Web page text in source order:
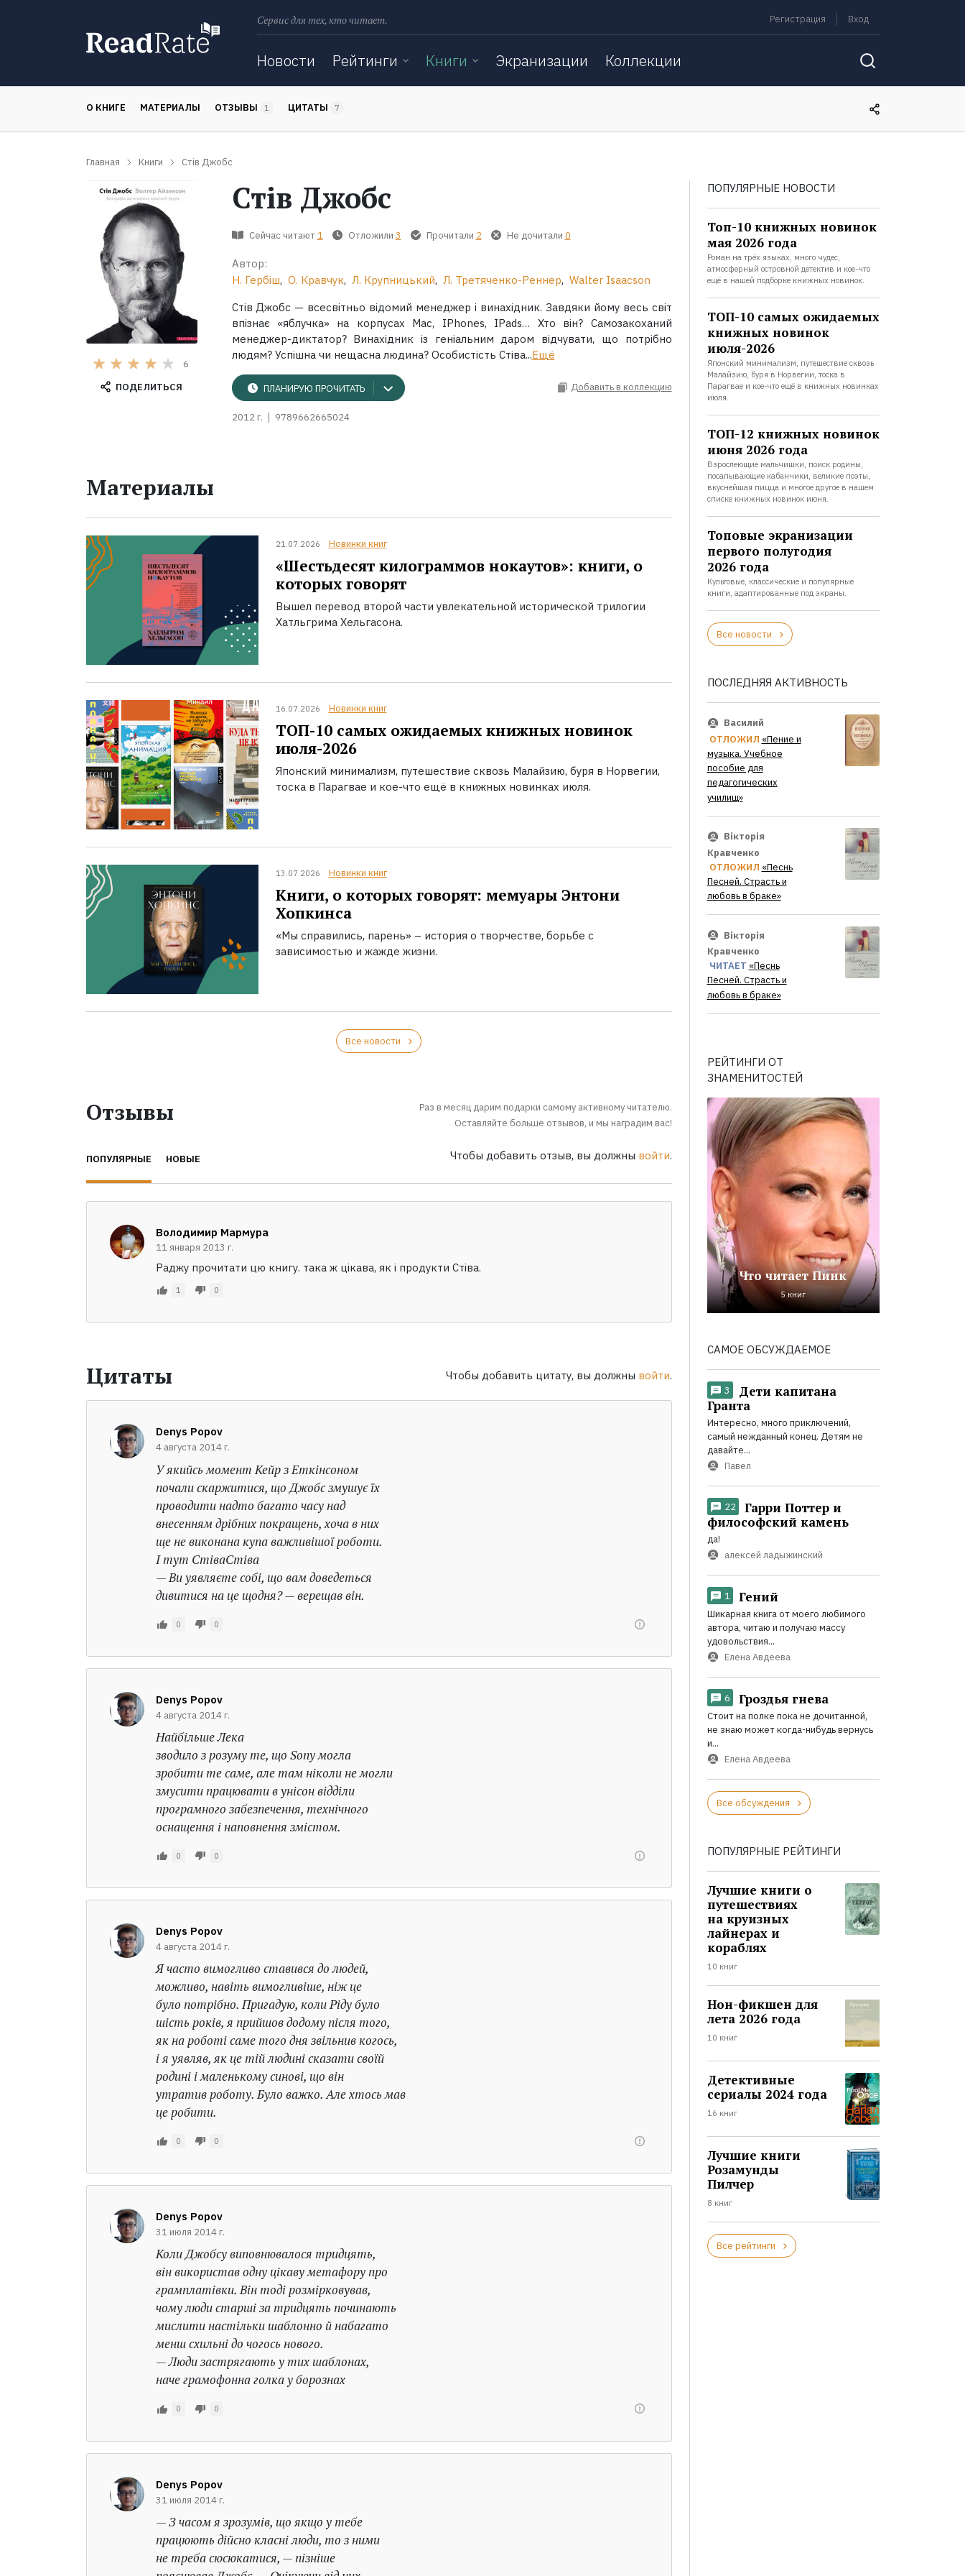
Сервис для тех, кто читает. Регистрация Вход
Новости Рейтинги Книги Экранизации Коллекции
О КНИГЕ МАТЕРИАЛЫ ОТЗЫВЫ 1 ЦИТАТЫ 7
Главная Книги Стів Джобс
6
ПОДЕЛИТЬСЯ
Стів Джобс
Сейчас читают 1 Отложили 3 Прочитали 2 Не дочитали 0
Автор:
Н. Гербіш, О. Кравчук, Л. Крупницький, Л. Третяченко-Реннер, Walter Isaacson
Стів Джобс — всесвітньо відомий менеджер і винахідник. Завдяки йому весь світ
впізнає «яблучка» на корпусах Mac, IPhones, IPads… Хто він? Самозакоханий
менеджер-диктатор? Винахідник із геніальним даром відчувати, що потрібно
людям? Успішна чи нещасна людина? Особистість Стіва...Ещё
ПЛАНИРУЮ ПРОЧИТАТЬ Добавить в коллекцию
2012 г. 9789662665024
Материалы
21.07.2026 Новинки книг
«Шестьдесят килограммов нокаутов»: книги, о
которых говорят
Вышел перевод второй части увлекательной исторической трилогии
Хатльгрима Хельгасона.
16.07.2026 Новинки книг
ТОП-10 самых ожидаемых книжных новинок
июля-2026
Японский минимализм, путешествие сквозь Малайзию, буря в Норвегии,
тоска в Парагвае и кое-что ещё в книжных новинках июля.
13.07.2026 Новинки книг
Книги, о которых говорят: мемуары Энтони
Хопкинса
«Мы справились, парень» – история о творчестве, борьбе с
зависимостью и жажде жизни.
Все новости
Отзывы
Раз в месяц дарим подарки самому активному читателю.
Оставляйте больше отзывов, и мы наградим вас!
Чтобы добавить отзыв, вы должны войти.
ПОПУЛЯРНЫЕ НОВЫЕ
Володимир Мармура
11 января 2013 г.
Раджу прочитати цю книгу. така ж цікава, як і продукти Стіва.
1 0
Цитаты Чтобы добавить цитату, вы должны войти.
Denys Popov
4 августа 2014 г.
У якийсь момент Кейр з Еткінсоном
почали скаржитися, що Джобс змушує їх
проводити надто багато часу над
внесенням дрібних покращень, хоча в них
ще не виконана купа важливішої роботи.
І тут СтіваСтіва
— Ви уявляєте собі, що вам доведеться
дивитися на це щодня? — верещав він.
0 0
Denys Popov
4 августа 2014 г.
Найбільше Лека
зводило з розуму те, що Sony могла
зробити те саме, але там ніколи не могли
змусити працювати в унісон відділи
програмного забезпечення, технічного
оснащення і наповнення змістом.
0 0
Denys Popov
4 августа 2014 г.
Я часто вимогливо ставився до людей,
можливо, навіть вимогливіше, ніж це
було потрібно. Пригадую, коли Ріду було
шість років, я прийшов додому після того,
як на роботі саме того дня звільнив когось,
і я уявляв, як це тій людині сказати своїй
родині і маленькому синові, що він
утратив роботу. Було важко. Але хтось мав
це робити.
0 0
Denys Popov
31 июля 2014 г.
Коли Джобсу виповнювалося тридцять,
він використав одну цікаву метафору про
грамплатівки. Він тоді розмірковував,
чому люди старші за тридцять починають
мислити настільки шаблонно й набагато
менш схильні до чогось нового.
— Люди застрягають у тих шаблонах,
наче грамофонна голка у борознах
0 0
Denys Popov
31 июля 2014 г.
— З часом я зрозумів, що якщо у тебе
працюють дійсно класні люди, то з ними
не треба сюсюкатися, — пізніше
ПОПУЛЯРНЫЕ НОВОСТИ
Топ-10 книжных новинок
мая 2026 года
Роман на трёх языках, много чудес,
атмосферный островной детектив и кое-что
ещё в нашей подборке книжных новинок.
ТОП-10 самых ожидаемых
книжных новинок
июля-2026
Японский минимализм, путешествие сквозь
Малайзию, буря в Норвегии, тоска в
Парагвае и кое-что ещё в книжных новинках
июля.
ТОП-12 книжных новинок
июня 2026 года
Взрослеющие мальчишки, поиск родины,
посапывающие кабанчики, великие поэты,
вкуснейшая пицца и многое другое в нашем
списке книжных новинок июня.
Топовые экранизации
первого полугодия
2026 года
Культовые, классические и популярные
книги, адаптированные под экраны.
Все новости
ПОСЛЕДНЯЯ АКТИВНОСТЬ
Василий
ОТЛОЖИЛ «Пение и
музыка. Учебное
пособие для
педагогических
училищ»
Вікторія
Кравченко
ОТЛОЖИЛ «Песнь
Песней. Страсть и
любовь в браке»
Вікторія
Кравченко
ЧИТАЕТ «Песнь
Песней. Страсть и
любовь в браке»
РЕЙТИНГИ ОТ
ЗНАМЕНИТОСТЕЙ
Что читает Пинк
5 книг
САМОЕ ОБСУЖДАЕМОЕ
3
Дети капитана
Гранта
Интересно, много приключений,
самый нежданный конец. Детям не
давайте...
Павел
22
Гарри Поттер и
философский камень
да!
алексей ладыжинский
1 Гений
Шикарная книга от моего любимого
автора, читаю и получаю массу
удовольствия...
Елена Авдеева
6 Гроздья гнева
Стоит на полке пока не дочитанной,
не знаю может когда-нибудь вернусь
и...
Елена Авдеева
Все обсуждения
ПОПУЛЯРНЫЕ РЕЙТИНГИ
Лучшие книги о
путешествиях
на круизных
лайнерах и
кораблях
10 книг
Нон-фикшен для
лета 2026 года
10 книг
Детективные
сериалы 2024 года
16 книг
Лучшие книги
Розамунды
Пилчер
8 книг
Все рейтинги